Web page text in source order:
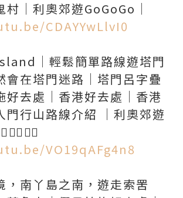
CDAYYwLlvI0
｜輕鬆簡單路線遊塔門
會在塔門迷路｜塔門呂字疊
好去處｜香港好去處｜香港
門行山路線介紹 ｜利奧郊遊
VO19qAFg4n8
，南丫島之南，遊走索罟